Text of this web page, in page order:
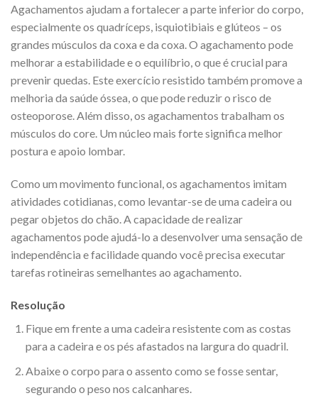
Agachamentos ajudam a fortalecer a parte inferior do corpo,
especialmente os quadríceps, isquiotibiais e glúteos – os
grandes músculos da coxa e da coxa. O agachamento pode
melhorar a estabilidade e o equilíbrio, o que é crucial para
prevenir quedas. Este exercício resistido também promove a
melhoria da saúde óssea, o que pode reduzir o risco de
osteoporose. Além disso, os agachamentos trabalham os
músculos do core. Um núcleo mais forte significa melhor
postura e apoio lombar.
Como um movimento funcional, os agachamentos imitam
atividades cotidianas, como levantar-se de uma cadeira ou
pegar objetos do chão. A capacidade de realizar
agachamentos pode ajudá-lo a desenvolver uma sensação de
independência e facilidade quando você precisa executar
tarefas rotineiras semelhantes ao agachamento.
Resolução
Fique em frente a uma cadeira resistente com as costas
para a cadeira e os pés afastados na largura do quadril.
Abaixe o corpo para o assento como se fosse sentar,
segurando o peso nos calcanhares.